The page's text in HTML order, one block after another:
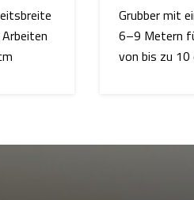
Grubber mit
6–9 Metern
von bis zu 10